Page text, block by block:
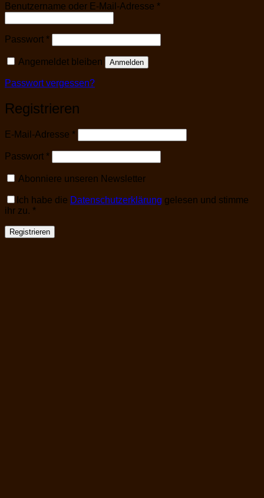
Benutzername oder E-Mail-Adresse *Erforderlich
Passwort *Erforderlich
Angemeldet bleiben Anmelden
Passwort vergessen?
Registrieren
E-Mail-Adresse *Erforderlich
Passwort *Erforderlich
Abonniere unseren Newsletter
Ich habe die Datenschutzerklärung gelesen und stimme
ihr zu. *
Registrieren